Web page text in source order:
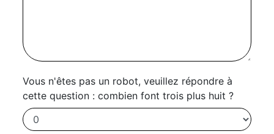
Vous n'êtes pas un robot, veuillez répondre à
cette question : combien font trois plus huit ?